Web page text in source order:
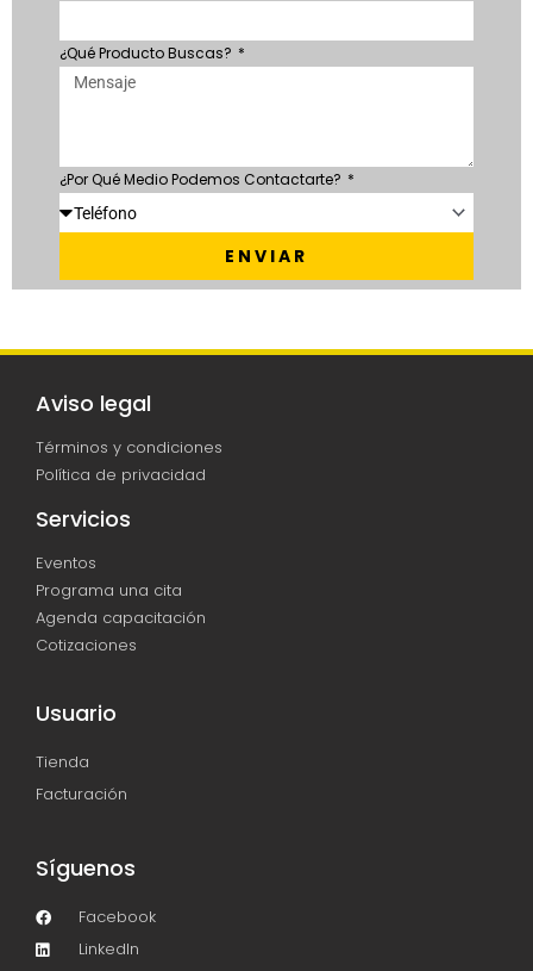
¿Qué Producto Buscas?
¿Por Qué Medio Podemos Contactarte?
ENVIAR
Aviso legal
Términos y condiciones
Política de privacidad
Servicios
Eventos
Programa una cita
Agenda capacitación
Cotizaciones
Usuario
Tienda
Facturación
Síguenos
Facebook
LinkedIn